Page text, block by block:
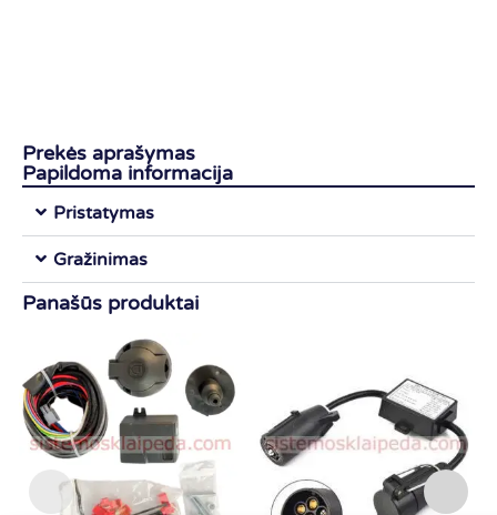
Prekės aprašymas
Papildoma informacija
Pristatymas
Gražinimas
Panašūs produktai